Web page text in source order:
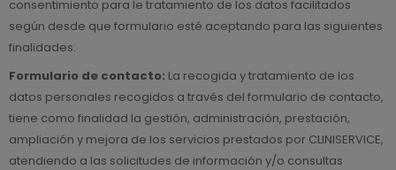
consentimiento para le tratamiento de los datos facilitados
según desde que formulario esté aceptando para las siguientes
finalidades:
Formulario de contacto: La recogida y tratamiento de los
datos personales recogidos a través del formulario de contacto,
tiene como finalidad la gestión, administración, prestación,
ampliación y mejora de los servicios prestados por CLINISERVICE,
atendiendo a las solicitudes de información y/o consultas